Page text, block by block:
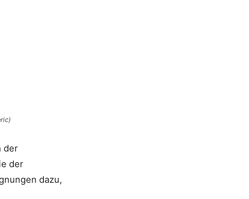
der
der
dazu,